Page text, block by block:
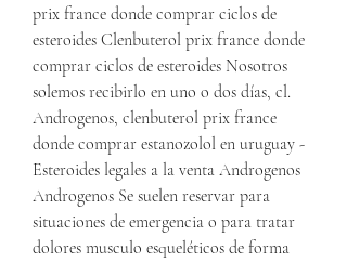
prix france donde comprar ciclos de
esteroides Clenbuterol prix france donde
comprar ciclos de esteroides Nosotros
solemos recibirlo en uno o dos días, cl.
Androgenos, clenbuterol prix france
donde comprar estanozolol en uruguay -
Esteroides legales a la venta Androgenos
Androgenos Se suelen reservar para
situaciones de emergencia o para tratar
dolores musculo esqueléticos de forma